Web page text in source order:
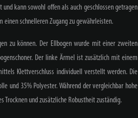
kann sowohl offen als auch geschlossen getragen
schnelleren Zugang zu gewährleisten.
zu können. Der Ellbogen wurde mit einer zweiten
Der linke Ärmel ist zusätzlich mit einem
Klettverschluss individuell verstellt werden. Die
und 35% Polyester. Während der vergleichbar hohe
und zusätzliche Robustheit zuständig.